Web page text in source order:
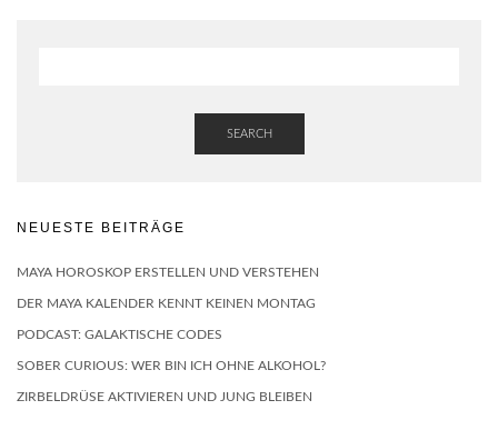
SEARCH
NEUESTE BEITRÄGE
MAYA HOROSKOP ERSTELLEN UND VERSTEHEN
DER MAYA KALENDER KENNT KEINEN MONTAG
PODCAST: GALAKTISCHE CODES
SOBER CURIOUS: WER BIN ICH OHNE ALKOHOL?
ZIRBELDRÜSE AKTIVIEREN UND JUNG BLEIBEN